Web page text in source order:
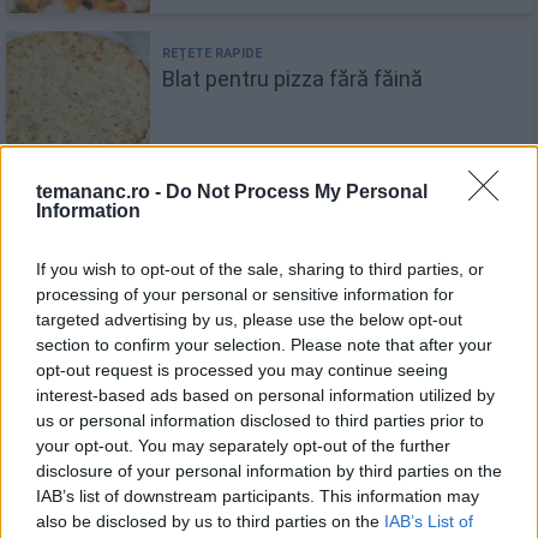
temananc.ro - Do Not Process My Personal
Information
If you wish to opt-out of the sale, sharing to third parties, or
processing of your personal or sensitive information for
targeted advertising by us, please use the below opt-out
section to confirm your selection. Please note that after your
opt-out request is processed you may continue seeing
interest-based ads based on personal information utilized by
us or personal information disclosed to third parties prior to
your opt-out. You may separately opt-out of the further
disclosure of your personal information by third parties on the
IAB’s list of downstream participants. This information may
also be disclosed by us to third parties on the IAB’s List of
Blat pentru pizza fără făină
delicioase
Pizza Barbecue